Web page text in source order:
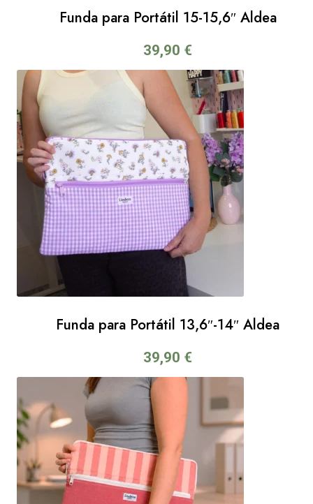
Funda para Portátil 15-15,6″ Aldea
39,90 €
Funda para Portátil 13,6″-14″ Aldea
39,90 €